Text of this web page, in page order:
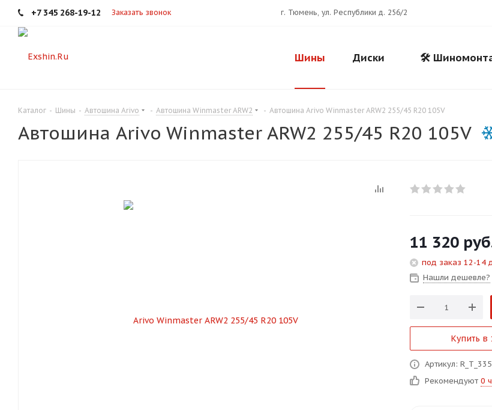
+7 345 268-19-12 Заказать звонок г. Тюмень, ул. Республики д. 256/2
Шины Диски 🛠️
Каталог - Шины - Автошина Arivo - Автошина Winmaster ARW2 - Автошина Arivo Winmaster ARW2 255/45 R20 105V
Автошина Arivo Winmaster ARW2 255/45 R20 105V
11 320
под заказ 12-14
Нашли дешевле?
Купить в
Артикул:
Рекомендуют 0
без переплат
График платежей